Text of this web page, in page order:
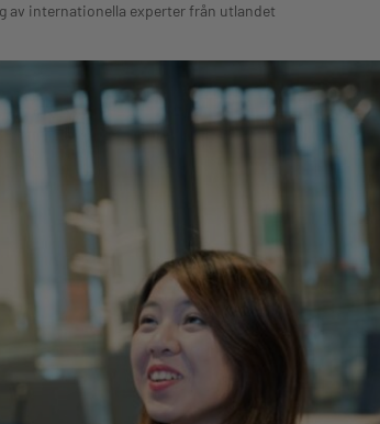
av internationella experter från utlandet